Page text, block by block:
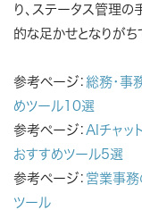
り、ステータス管理の
的な足かせとなりがち
参考ページ： 総務・事
めツール10選
参考ページ： AIチャッ
おすすめツール5選
参考ページ： 営業事務
ツール